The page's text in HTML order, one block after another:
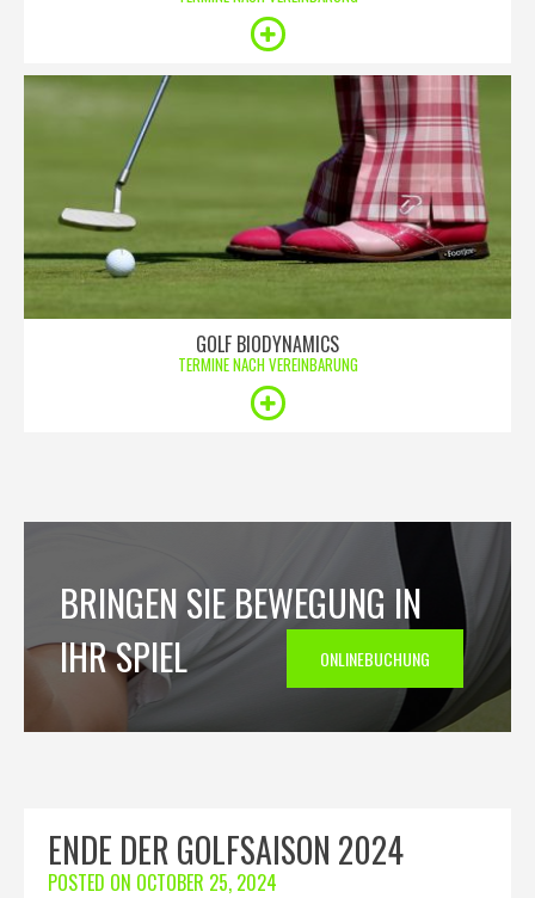
GOLF BIODYNAMICS
TERMINE NACH VEREINBARUNG
BRINGEN SIE BEWEGUNG IN
IHR SPIEL
ONLINEBUCHUNG
ENDE DER GOLFSAISON 2024
POSTED ON OCTOBER 25, 2024